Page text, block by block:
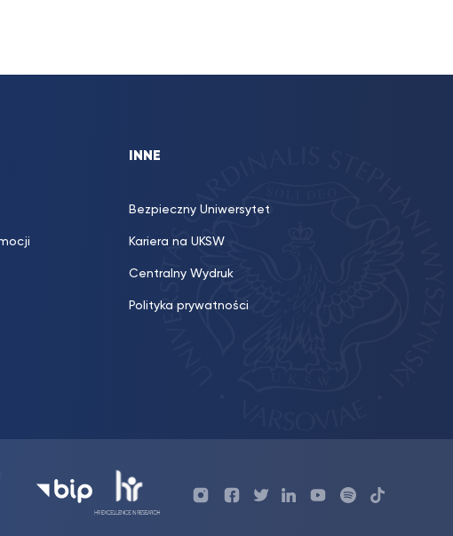
INNE
Bezpieczny Uniwersytet
Kariera na UKSW
Centralny Wydruk
Polityka prywatności
Profil ProfilProfilProfil UKSWProfilUKSW